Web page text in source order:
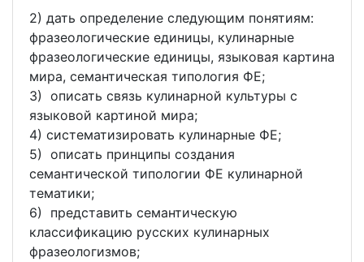
2) дать определение следующим понятиям:
фразеологические единицы, кулинарные
фразеологические единицы, языковая картина
мира, семантическая типология ФЕ;
3) описать связь кулинарной культуры с
языковой картиной мира;
4) систематизировать кулинарные ФЕ;
5) описать принципы создания
семантической типологии ФЕ кулинарной
тематики;
6) представить семантическую
классификацию русских кулинарных
фразеологизмов;